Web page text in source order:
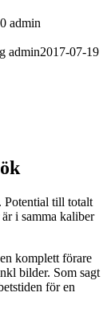
admin
admin2017-07-19
Potential till totalt
i samma kaliber
komplett förare
bilder. Som sagt
för en